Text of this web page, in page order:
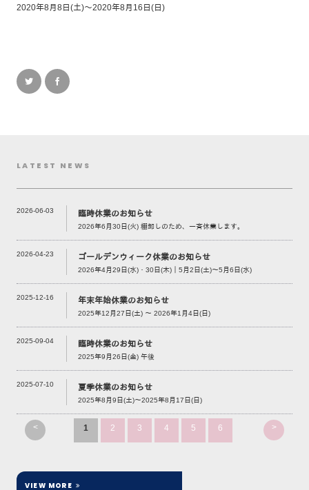
2020年8月8日(土)～2020年8月16日(日)
LATEST NEWS
2026-06-03 臨時休業のお知らせ
2026年6月30日(火) 棚卸しのため、一斉休業します。
2026-04-23 ゴールデンウィーク休業のお知らせ
2026年4月29日(水)・30日(木)｜5月2日(土)～5月6日(水)
2025-12-16 年末年始休業のお知らせ
2025年12月27日(土) ～ 2026年1月4日(日)
2025-09-04 臨時休業のお知らせ
2025年9月26日(金) 午後
2025-07-10 夏季休業のお知らせ
2025年8月9日(土)～2025年8月17日(日)
< 1 2 3 4 5 6 >
VIEW MORE